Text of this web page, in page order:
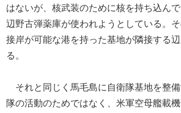
はないが、核武装のために核を持ち込ん
辺野古弾薬庫が使われようとしている。
接岸が可能な港を持った基地が隣接する
る。
それと同じく馬毛島に自衛隊基地を整
隊の活動のためではなく、米軍空母艦載